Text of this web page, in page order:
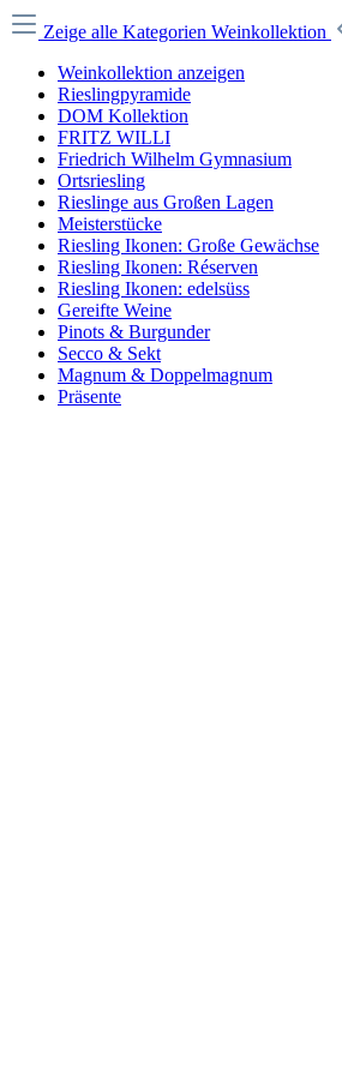
Zeige alle Kategorien Weinkollektion
Weinkollektion anzeigen
Rieslingpyramide
DOM Kollektion
FRITZ WILLI
Friedrich Wilhelm Gymnasium
Ortsriesling
Rieslinge aus Großen Lagen
Meisterstücke
Riesling Ikonen: Große Gewächse
Riesling Ikonen: Réserven
Riesling Ikonen: edelsüss
Gereifte Weine
Pinots & Burgunder
Secco & Sekt
Magnum & Doppelmagnum
Präsente